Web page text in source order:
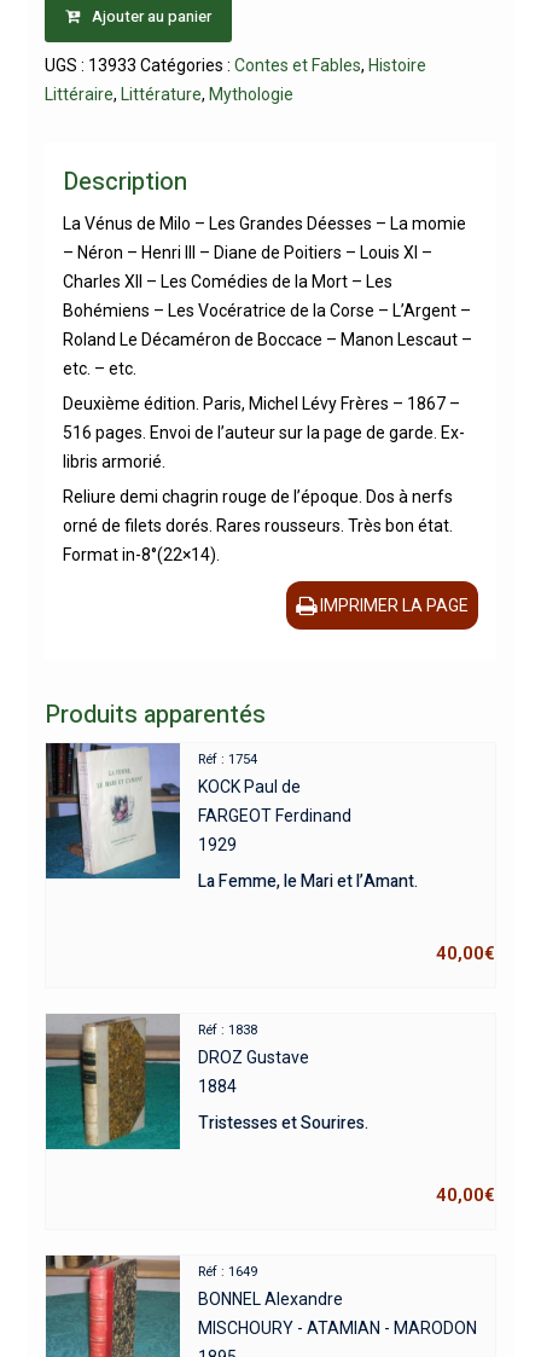
Ajouter au panier
UGS : 13933 Catégories : Contes et Fables, Histoire
Littéraire, Littérature, Mythologie
Description
La Vénus de Milo – Les Grandes Déesses – La momie
– Néron – Henri III – Diane de Poitiers – Louis XI –
Charles XII – Les Comédies de la Mort – Les
Bohémiens – Les Vocératrice de la Corse – L’Argent –
Roland Le Décaméron de Boccace – Manon Lescaut –
etc. – etc.
Deuxième édition. Paris, Michel Lévy Frères – 1867 –
516 pages. Envoi de l’auteur sur la page de garde. Ex-
libris armorié.
Reliure demi chagrin rouge de l’époque. Dos à nerfs
orné de filets dorés. Rares rousseurs. Très bon état.
Format in-8°(22×14).
IMPRIMER LA PAGE
Produits apparentés
Réf : 1754
KOCK Paul de
FARGEOT Ferdinand
1929
La Femme, le Mari et l’Amant.
40,00€
Réf : 1838
DROZ Gustave
1884
Tristesses et Sourires.
40,00€
Réf : 1649
BONNEL Alexandre
MISCHOURY - ATAMIAN - MARODON